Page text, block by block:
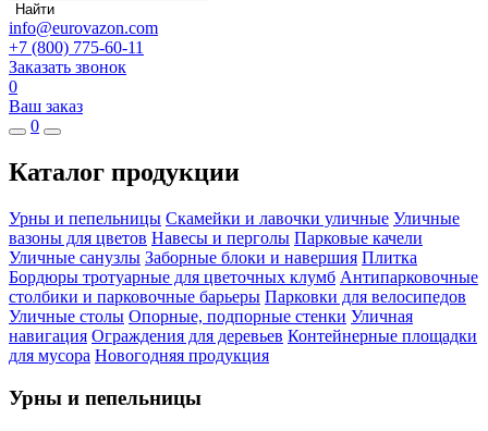
Найти
info@eurovazon.com
+7 (800) 775-60-11
Заказать звонок
0
Ваш заказ
0
Каталог продукции
Урны и пепельницы Скамейки и лавочки уличные Уличные
вазоны для цветов Навесы и перголы Парковые качели
Уличные санузлы Заборные блоки и навершия Плитка
Бордюры тротуарные для цветочных клумб Антипарковочные
столбики и парковочные барьеры Парковки для велосипедов
Уличные столы Опорные, подпорные стенки Уличная
навигация Ограждения для деревьев Контейнерные площадки
для мусора Новогодняя продукция
Урны и пепельницы